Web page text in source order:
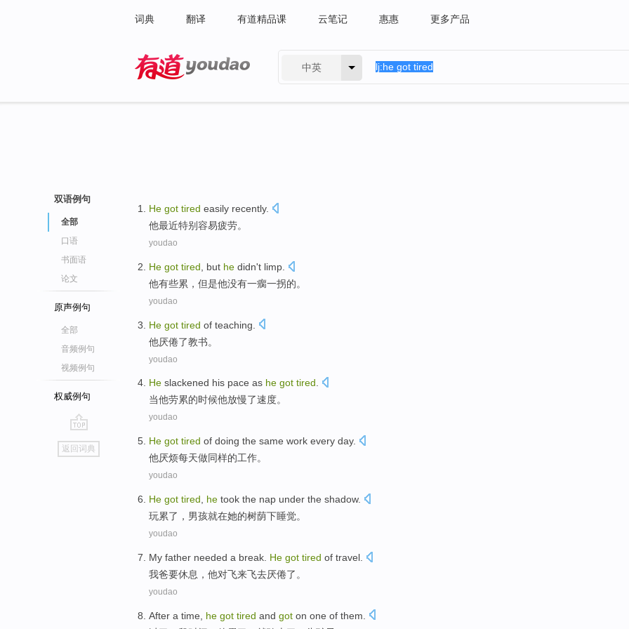
词典 翻译 有道精品课 云笔记 惠惠 更多产品
中英
双语例句
全部
口语
书面语
论文
原声例句
全部
音频例句
视频例句
权威例句
go
top
返回词典
He got tired easily recently.
他最近特别容易疲劳。
youdao
He got tired but he didn't limp
他有些累 ， 但是他没有一瘸一拐的。
youdao
He got tired of teaching
他厌倦了教书。
youdao
He slackened his pace as he got tired.
当他劳累的时候他放慢了速度。
youdao
He got tired of doing the same work every day.
他厌烦每天做同样的工作。
youdao
He got tired he took the nap under the shadow.
玩累了， 男孩就在她的树荫下睡觉。
youdao
My father needed a break He got tired of travel.
我爸要休息 ， 他对飞来飞去厌倦了。
youdao
After a time he got tired and got on one of them.